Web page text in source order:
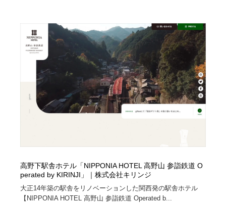
高野下駅舎ホテル「NIPPONIA HOTEL 高野山 参詣鉄道 O
perated by KIRINJI」｜株式会社キリンジ
大正14年築の駅舎をリノベーションした関西発の駅舎ホテル
【NIPPONIA HOTEL 高野山 参詣鉄道 Operated b...